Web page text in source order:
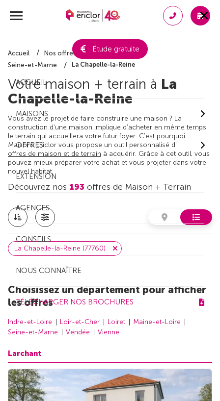
Étude gratuite
ACCUEIL
MAISONS
OFFRES
EXTENSION
AGENCES
CONSEILS
NOUS CONNAÎTRE
TÉLÉCHARGER NOS BROCHURES
Accueil
Nos offres de maison + terrain
Seine-et-Marne
La Chapelle-la-Reine
Votre maison + terrain à La
Chapelle-la-Reine
Vous avez le projet de faire construire une maison ? La
construction d'une maison implique d'acheter en même temps
le terrain qui accueillera votre futur foyer. C'est pourquoi
Maisons Ericlor vous propose un outil personnalisé d'
offres de maison et de terrain à acquérir. Grâce à cet outil, vous
pouvez mieux préparer votre achat et vous projeter dans votre
nouvel habitat.
Découvrez nos 193 offres de Maison + Terrain
La Chapelle-la-Reine (77760)
Choisissez un département pour afficher
les offres
Indre-et-Loire Loir-et-Cher Loiret
Maine-et-Loire
Seine-et-Marne
Vendée Vienne
Larchant